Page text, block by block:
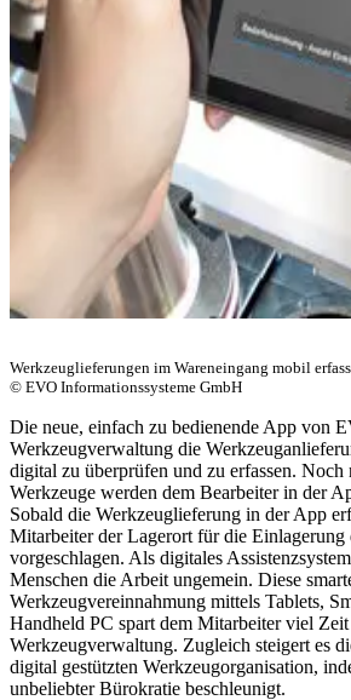
Werkzeuglieferungen im Wareneingang mobil
© EVO Informationssysteme GmbH
Die neue, einfach zu bedienende App von
Werkzeugverwaltung die
digital zu überprüfen und zu erfassen. Noch
Werkzeuge werden dem Bearbeiter in der
Sobald die Werkzeuglieferung in der App
Mitarbeiter der Lagerort für die Einlagerung
vorgeschlagen. Als digitales
Menschen die Arbeit ungemein. Diese
Werkzeugvereinnahmung mittels Tablets,
Handheld PC spart dem Mitarbeiter viel
Werkzeugverwaltung. Zugleich steigert es
digital gestützten Werkzeugorganisation,
unbeliebter Bürokratie beschleunigt.